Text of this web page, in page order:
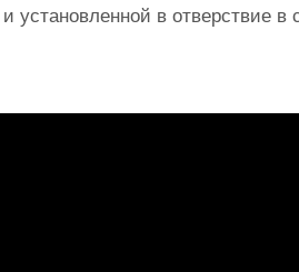
установленной в отверствие